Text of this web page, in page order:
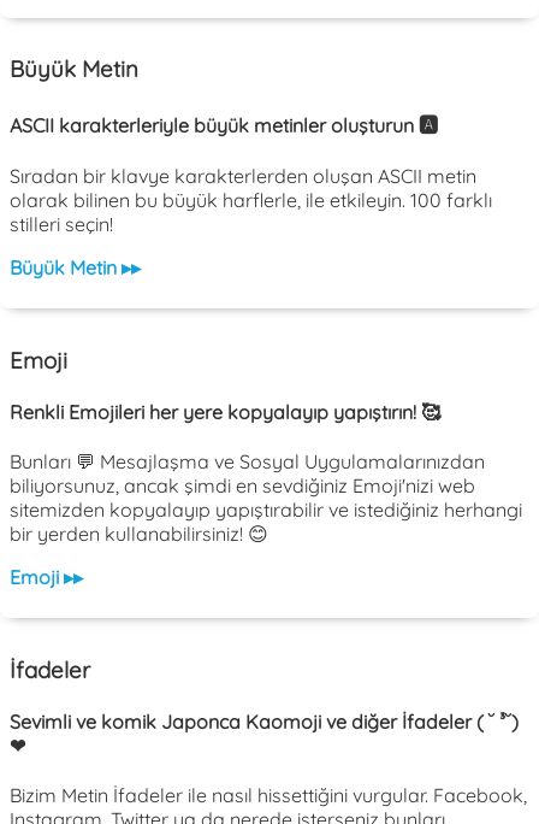
Büyük Metin
ASCII karakterleriyle büyük metinler oluşturun 🅰️
Sıradan bir klavye karakterlerden oluşan ASCII metin
olarak bilinen bu büyük harflerle, ile etkileyin. 100 farklı
stilleri seçin!
Büyük Metin ▸▸
Emoji
Renkli Emojileri her yere kopyalayıp yapıştırın! 🥰
Bunları 💬 Mesajlaşma ve Sosyal Uygulamalarınızdan
biliyorsunuz, ancak şimdi en sevdiğiniz Emoji'nizi web
sitemizden kopyalayıp yapıştırabilir ve istediğiniz herhangi
bir yerden kullanabilirsiniz! 😊
Emoji ▸▸
İfadeler
Sevimli ve komik Japonca Kaomoji ve diğer İfadeler ( ˘ ³˘)
❤
Bizim Metin İfadeler ile nasıl hissettiğini vurgular. Facebook,